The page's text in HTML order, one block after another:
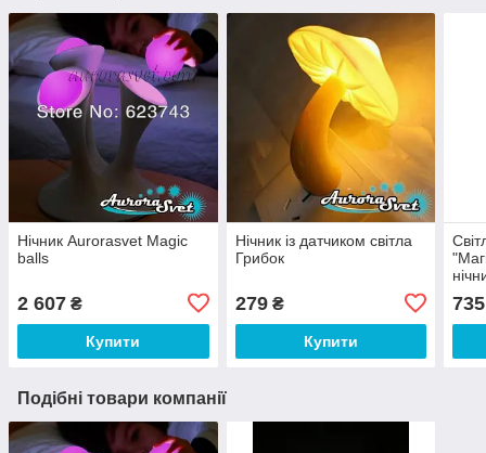
Нічник Aurorasvet Magic
balls
2 607 ₴
Купити
Нічник із датчиком світла
Грибок
279₴
Купити
735
Подібні товари компанії